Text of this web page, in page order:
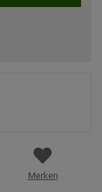
Merken